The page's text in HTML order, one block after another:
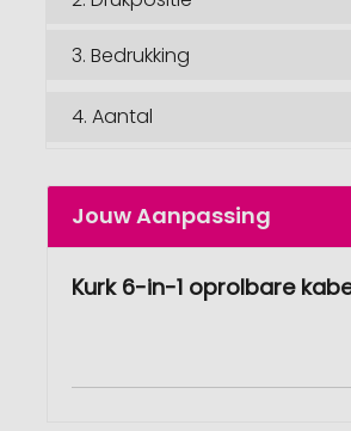
3. Bedrukking
4. Aantal
Jouw Aanpassing
Kurk 6-in-1 oprolbare